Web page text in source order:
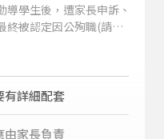
導學生後，遭家長申訴、
終被認定因公殉職(請見
學生嗎？
有詳細配套
由家長負責